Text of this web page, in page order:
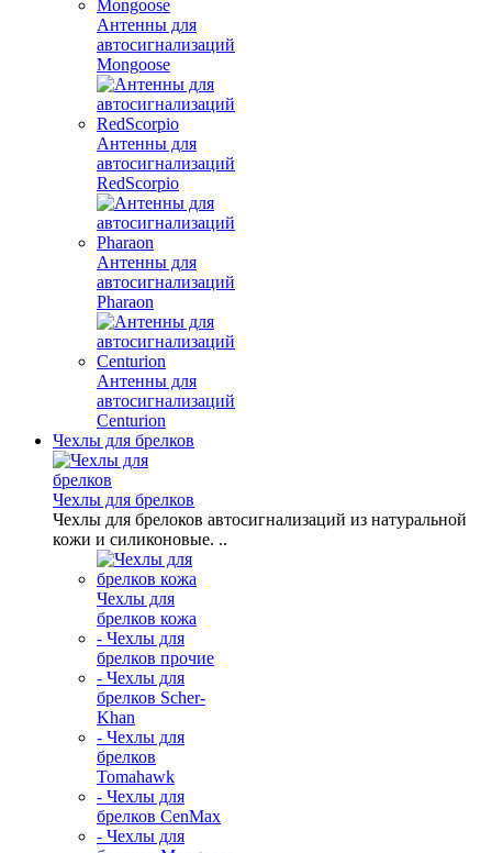
Антенны для
автосигнализаций
Mongoose
Антенны для
автосигнализаций
RedScorpio
Антенны для
автосигнализаций
Pharaon
Антенны для
автосигнализаций
Centurion
Чехлы для брелков
Чехлы для брелков
Чехлы для брелоков автосигнализаций из натуральной
кожи и силиконовые. ..
Чехлы для
брелков кожа
- Чехлы для
брелков прочие
- Чехлы для
брелков Scher-
Khan
- Чехлы для
брелков
Tomahawk
- Чехлы для
брелков CenMax
- Чехлы для